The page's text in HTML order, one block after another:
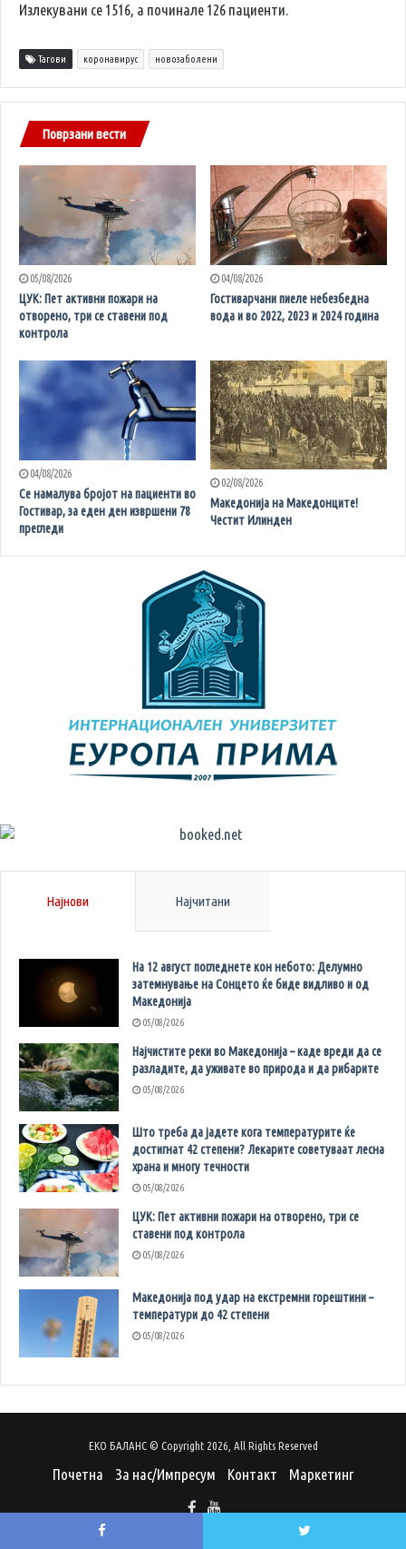
Излекувани се 1516, а починале 126 пациенти.
Тагови коронавирус новозаболени
Поврзани вести
05/08/2026
ЦУК: Пет активни пожари на
отворено, три се ставени под
контрола
04/08/2026
Гостиварчани пиеле небезбедна
вода и во 2022, 2023 и 2024 година
04/08/2026
Се намалува бројот на пациенти во
Гостивар, за еден ден извршени 78
прегледи
02/08/2026
Македонија на Македонците!
Честит Илинден
Најнови Најчитани
На 12 август погледнете кон небото: Делумно
затемнување на Сонцето ќе биде видливо и од
Македонија
05/08/2026
Најчистите реки во Македонија – каде вреди да се
разладите, да уживате во природа и да рибарите
05/08/2026
Што треба да јадете кога температурите ќе
достигнат 42 степени? Лекарите советуваат лесна
храна и многу течности
05/08/2026
ЦУК: Пет активни пожари на отворено, три се
ставени под контрола
05/08/2026
Македонија под удар на екстремни горештини –
температури до 42 степени
05/08/2026
ЕКО БАЛАНС © Copyright 2026, All Rights Reserved
Почетна За нас/Импресум Контакт Маркетинг